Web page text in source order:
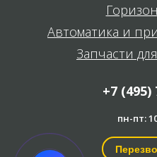
Автоматика и
Запчасти
+7 (495)
пн-пт: